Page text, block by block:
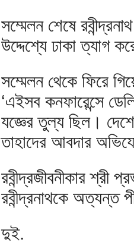
সম্মেলন শেষে
উদ্দেশ্যে ঢাকা ত্যাগ
সম্মেলন থেকে ফিরে
‘এইসব কনফারেন্সে
যজ্ঞের তুল্য ছিল।
তাহাদের আবদার
রবীন্দ্রজীবনীকার
রবীন্দ্রনাথকে অত্যন্ত
দুই.